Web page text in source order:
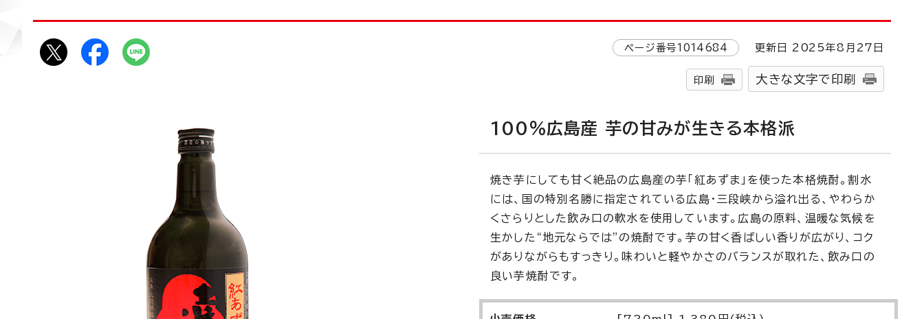
ページ番号1014684 更新日 2025年8月 27 日
印刷 大きな文字で印刷
100％広島産 芋の甘みが生きる本格派
焼き芋にしても甘く絶品の広島産の芋「紅あずま」を使った本格焼酎。割水
には、国の特別名勝に指定されている広島・三段峡から溢れ出る、やわらか
くさらりとした飲み口の軟水を使用しています。広島の原料、温暖な気候を
生かした“地元ならでは”の焼酎です。芋の甘く香ばしい香りが広がり、コク
がありながらもすっきり。味わいと軽やかさのバランスが取れた、飲み口の
良い芋焼酎です。